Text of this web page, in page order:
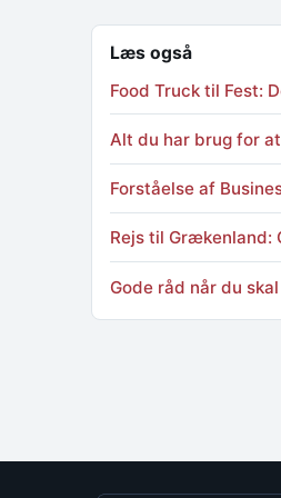
Læs også
Food Truck til Fest:
Alt du har brug for
Forståelse af
Rejs til Grækenland:
Gode råd når du